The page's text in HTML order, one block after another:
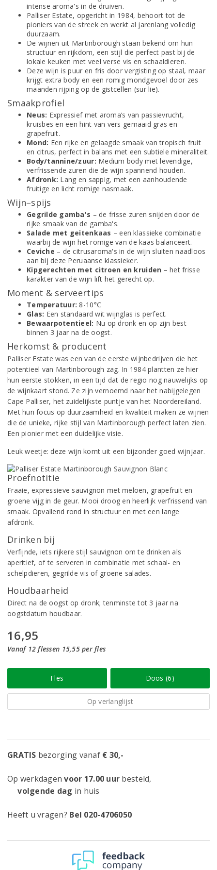
intense aroma's in de druiven.
Palliser Estate, opgericht in 1984, behoort tot de
pioniers van de streek en werkt al jarenlang volledig
duurzaam.
De wijnen uit Martinborough staan bekend om hun
structuur en rijkdom, een stijl die perfect past bij de
lokale keuken met veel verse vis en schaaldieren.
Deze wijn is puur en fris door vergisting op staal, maar
krijgt extra body en een romig mondgevoel door zes
maanden rijping op de gistcellen (sur lie).
Smaakprofiel
Neus: Expressief met aroma’s van passievrucht,
kruisbes en een hint van vers gemaaid gras en
grapefruit.
Mond: Een rijke en gelaagde smaak van tropisch fruit
en citrus, perfect in balans met een subtiele mineraliteit.
Body/tannine/zuur: Medium body met levendige,
verfrissende zuren die de wijn spannend houden.
Afdronk: Lang en sappig, met een aanhoudende
fruitige en licht romige nasmaak.
Wijn–spijs
Gegrilde gamba's – de frisse zuren snijden door de
rijke smaak van de gamba's.
Salade met geitenkaas – een klassieke combinatie
waarbij de wijn het romige van de kaas balanceert.
Ceviche – de citrusaroma's in de wijn sluiten naadloos
aan bij deze Peruaanse klassieker.
Kipgerechten met citroen en kruiden – het frisse
karakter van de wijn lift het gerecht op.
Moment & serveertips
Temperatuur: 8-10°C
Glas: Een standaard wit wijnglas is perfect.
Bewaarpotentieel: Nu op dronk en op zijn best
binnen 3 jaar na de oogst.
Herkomst & producent
Palliser Estate was een van de eerste wijnbedrijven die het
potentieel van Martinborough zag. In 1984 plantten ze hier
hun eerste stokken, in een tijd dat de regio nog nauwelijks op
de wijnkaart stond. Ze zijn vernoemd naar het nabijgelegen
Cape Palliser, het zuidelijkste puntje van het Noordereiland.
Met hun focus op duurzaamheid en kwaliteit maken ze wijnen
die de unieke, rijke stijl van Martinborough perfect laten zien.
Een pionier met een duidelijke visie.
Leuk weetje: deze wijn komt uit een bijzonder goed wijnjaar.
Proefnotitie
Fraaie, expressieve sauvignon met meloen, grapefruit en
groene vijg in de geur. Mooi droog en heerlijk verfrissend van
smaak. Opvallend rond in structuur en met een lange
afdronk.
Drinken bij
Verfijnde, iets rijkere stijl sauvignon om te drinken als
aperitief, of te serveren in combinatie met schaal- en
schelpdieren, gegrilde vis of groene salades.
Houdbaarheid
Direct na de oogst op dronk; tenminste tot 3 jaar na
oogstdatum houdbaar.
16,95
Vanaf 12 flessen 15,55 per fles
Fles Doos (6)
Op verlanglijst
GRATIS bezorging vanaf € 30,-
Op werkdagenvoor 17.00 uur besteld,
volgende dag in huis
Heeft u vragen? Bel 020-4706050